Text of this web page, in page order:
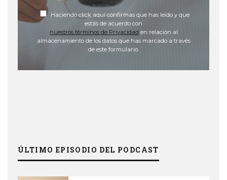
Haciendo click aquí confirmas que has leído y que
estás de acuerdo con
nuestros términos de Privacidad en relación al
almacenamiento de los datos que has marcado a través
de este formulario.
ÚLTIMO EPISODIO DEL PODCAST